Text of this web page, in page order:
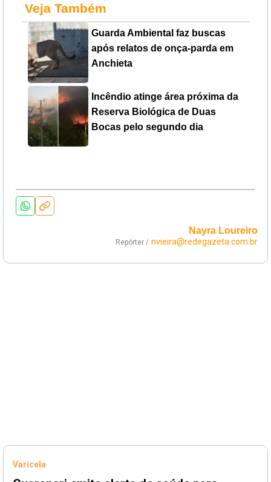
Veja Também
Guarda Ambiental faz buscas
após relatos de onça-parda em
Anchieta
Incêndio atinge área próxima da
Reserva Biológica de Duas
Bocas pelo segundo dia
Nayra Loureiro
Repórter / nvieira@redegazeta.com.br
Varicela